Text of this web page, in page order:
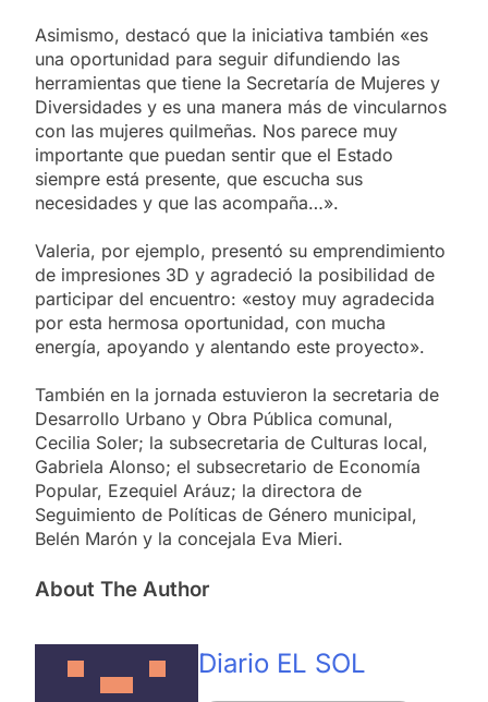
Asimismo, destacó que la iniciativa también «es
una oportunidad para seguir difundiendo las
herramientas que tiene la Secretaría de Mujeres y
Diversidades y es una manera más de vincularnos
con las mujeres quilmeñas. Nos parece muy
importante que puedan sentir que el Estado
siempre está presente, que escucha sus
necesidades y que las acompaña…».
Valeria, por ejemplo, presentó su emprendimiento
de impresiones 3D y agradeció la posibilidad de
participar del encuentro: «estoy muy agradecida
por esta hermosa oportunidad, con mucha
energía, apoyando y alentando este proyecto».
También en la jornada estuvieron la secretaria de
Desarrollo Urbano y Obra Pública comunal,
Cecilia Soler; la subsecretaria de Culturas local,
Gabriela Alonso; el subsecretario de Economía
Popular, Ezequiel Aráuz; la directora de
Seguimiento de Políticas de Género municipal,
Belén Marón y la concejala Eva Mieri.
About The Author
Diario EL SOL